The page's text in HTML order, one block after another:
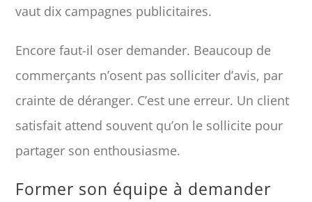
vaut dix campagnes publicitaires.
Encore faut-il oser demander. Beaucoup de
commerçants n’osent pas solliciter d’avis, par
crainte de déranger. C’est une erreur. Un client
satisfait attend souvent qu’on le sollicite pour
partager son enthousiasme.
Former son équipe à demander